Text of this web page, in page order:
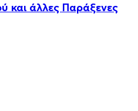
και άλλες Παράξενες